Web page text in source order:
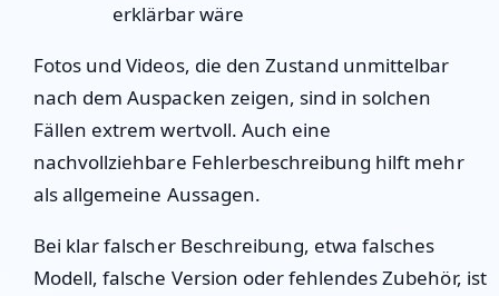
erklärbar wäre
Fotos und Videos, die den Zustand unmittelbar
nach dem Auspacken zeigen, sind in solchen
Fällen extrem wertvoll. Auch eine
nachvollziehbare Fehlerbeschreibung hilft mehr
als allgemeine Aussagen.
Bei klar falscher Beschreibung, etwa falsches
Modell, falsche Version oder fehlendes Zubehör, ist